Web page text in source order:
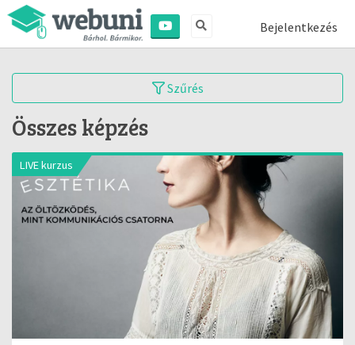
Bejelentkezés
Szűrés
Összes képzés
LIVE kurzus